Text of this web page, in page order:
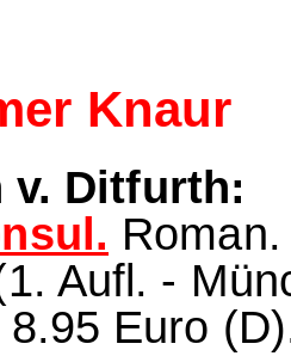
Knaur
v. Ditfurth:
Aufl. -
Euro